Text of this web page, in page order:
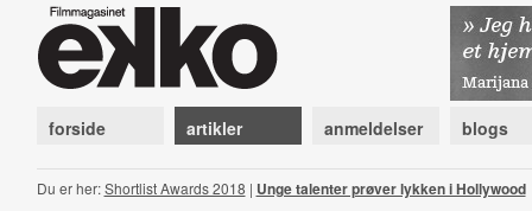
forside artikler anmeldelser blogs
Du er her:Shortlist Awards 2018 | Unge talenter prøver lykken i Hollywood